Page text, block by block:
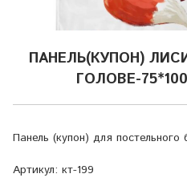
ПАНЕЛЬ(КУПОН)
ГОЛОВЕ-
Панель (купон) для постельного
Артикул: кт-199